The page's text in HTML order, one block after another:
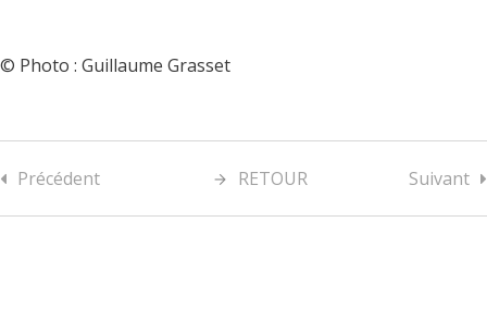
© Photo : Guillaume Grasset
Précédent RETOUR Suivant